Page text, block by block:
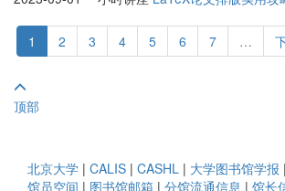
1 2 3 4 5 6 7 …
顶部
北京大学 | CALIS | CASHL | 大学图书馆学报 |
馆员空间 | 图书馆邮箱 | 分馆流通信息 | 馆长